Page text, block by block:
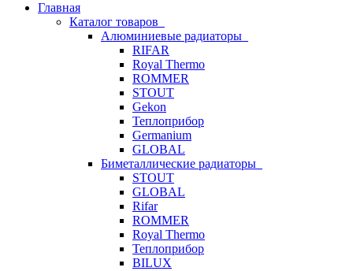
Главная
Каталог товаров
Алюминиевые радиаторы
RIFAR
Royal Thermo
ROMMER
STOUT
Gekon
Теплоприбор
Germanium
GLOBAL
Биметаллические радиаторы
STOUT
GLOBAL
Rifar
ROMMER
Royal Thermo
Теплоприбор
BILUX